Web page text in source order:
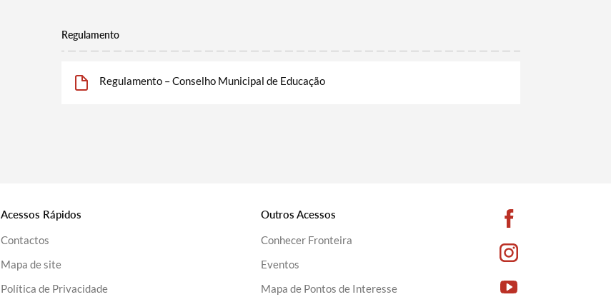
Regulamento
Regulamento – Conselho Municipal de Educação
Acessos Rápidos
Contactos
Mapa de site
Política de Privacidade
Outros Acessos
Conhecer Fronteira
Eventos
Mapa de Pontos de Interesse